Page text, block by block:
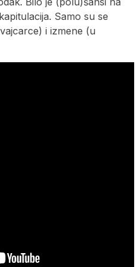
Samo su se
i izmene (u